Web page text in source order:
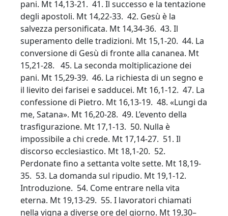
pani. Mt 14,13-21. 41. Il successo e la tentazione
degli apostoli. Mt 14,22-33. 42. Gesù è la
salvezza personificata. Mt 14,34-36. 43. Il
superamento delle tradizioni. Mt 15,1-20. 44. La
conversione di Gesù di fronte alla cananea. Mt
15,21-28. 45. La seconda moltiplicazione dei
pani. Mt 15,29-39. 46. La richiesta di un segno e
il lievito dei farisei e sadducei. Mt 16,1-12. 47. La
confessione di Pietro. Mt 16,13-19. 48. «Lungi da
me, Satana». Mt 16,20-28. 49. L’evento della
trasfigurazione. Mt 17,1-13. 50. Nulla è
impossibile a chi crede. Mt 17,14-27. 51. Il
discorso ecclesiastico. Mt 18,1-20. 52.
Perdonate fino a settanta volte sette. Mt 18,19-
35. 53. La domanda sul ripudio. Mt 19,1-12.
Introduzione. 54. Come entrare nella vita
eterna. Mt 19,13-29. 55. I lavoratori chiamati
nella vigna a diverse ore del giorno. Mt 19,30–